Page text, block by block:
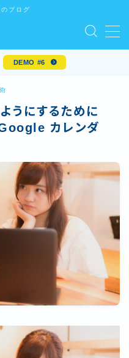
ブログ
く表記
DEMO #6
うにするために
カレンダ